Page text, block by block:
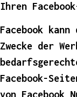
Ihren
Facebook
Zwecke der
Facebook-
von Facebook